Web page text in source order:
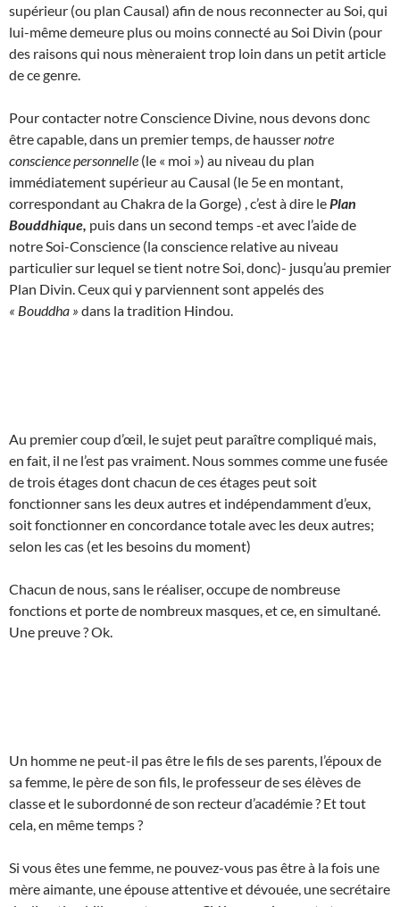
supérieur (ou plan Causal) afin de nous reconnecter au Soi, qui
lui-même demeure plus ou moins connecté au Soi Divin (pour
des raisons qui nous mèneraient trop loin dans un petit article
de ce genre.
Pour contacter notre Conscience Divine, nous devons donc
être capable, dans un premier temps, de haussernotre
conscience personnelle (le « moi ») au niveau du plan
immédiatement supérieur au Causal (le 5e en montant,
correspondant au Chakra de la Gorge) , c’est à dire le Plan
Bouddhique, puis dans un second temps -et avec l’aide de
notre Soi-Conscience (la conscience relative au niveau
particulier sur lequel se tient notre Soi, donc)- jusqu’au premier
Plan Divin. Ceux qui y parviennent sont appelés des
« Bouddha » dans la tradition Hindou.
Au premier coup d’œil, le sujet peut paraître compliqué mais,
en fait, il ne l’est pas vraiment. Nous sommes comme une fusée
de trois étages dont chacun de ces étages peut soit
fonctionner sans les deux autres et indépendamment d’eux,
soit fonctionner en concordance totale avec les deux autres;
selon les cas (et les besoins du moment)
Chacun de nous, sans le réaliser, occupe de nombreuse
fonctions et porte de nombreux masques, et ce, en simultané.
Une preuve ? Ok.
Un homme ne peut-il pas être le fils de ses parents, l’époux de
sa femme, le père de son fils, le professeur de ses élèves de
classe et le subordonné de son recteur d’académie ? Et tout
cela, en même temps ?
Si vous êtes une femme, ne pouvez-vous pas être à la fois une
mère aimante, une épouse attentive et dévouée, une secrétaire